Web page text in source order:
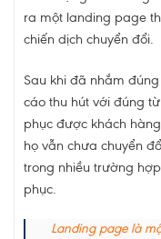
ra một landing page
chiến dịch chuyển đổi.
Sau khi đã nhắm
cáo thu hút với đúng
phục được khách
họ vẫn chưa chuyển
trong nhiều trường
phục.
Landing page là